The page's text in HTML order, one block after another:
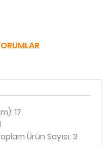
17
Ürün Sayısı: 3